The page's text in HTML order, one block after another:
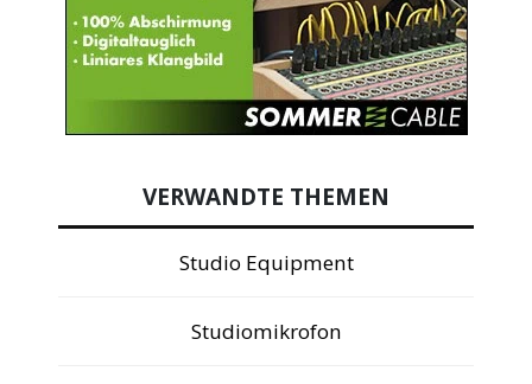
VERWANDTE THEMEN
Studio Equipment
Studiomikrofon